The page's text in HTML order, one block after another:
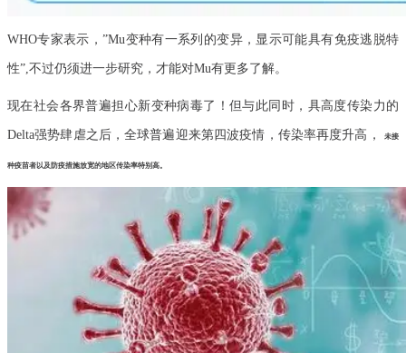
WHO专家表示，”Mu变种有一系列的变异，显示可能具有免疫逃脱特
性”,不过仍须进一步研究，才能对Mu有更多了解。
现在社会各界普遍担心新变种病毒了！但与此同时，具高度传染力的
Delta强势肆虐之后，全球普遍迎来第四波疫情，传染率再度升高， 未接
种疫苗者以及防疫措施放宽的地区传染率特别高。